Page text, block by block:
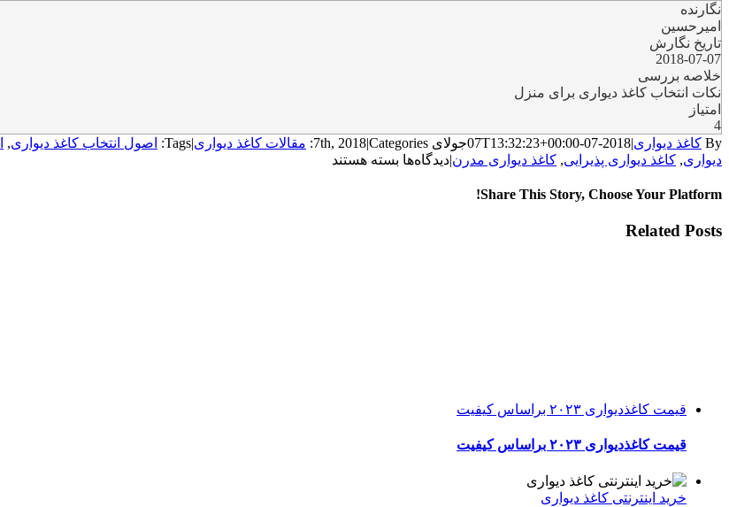
نگارنده
امیرحسین
تاریخ نگارش
2018-07-07
خلاصه بررسی
نکات انتخاب کاغذ دیواری برای منزل
امتیاز
4
By کاغذ دیواری|
2018-07-07T13:32:23+00:00 جولای 7th, 2018 |Categories: مقالات کاغذ دیواری|
Tags: اصول انتخاب کاغذ دیواری,
دیواری, کاغذ دیواری پذیرایی, کاغذ دیواری مدرن|دیدگاه‌ها برای
بسته هستند
Share This Story, Choose Your Platform!
Facebook
Twitter
Reddit
LinkedIn
WhatsApp
Telegram
Tumblr
Pinterest
Vk
Xing
Email
Related Posts
قیمت کاغذدیواری ۲۰۲۳ براساس کیفیت
قیمت کاغذدیواری ۲۰۲۳ براساس کیفیت
خرید اینترنتی کاغذ دیواری